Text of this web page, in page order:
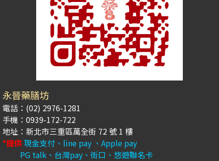
永晉藥膳坊
電話：(02) 2976-1281
手機：0939-172-722
地址：新北市三重區萬全街 72 號 1 樓
*提供現金支付、line pay 、Apple pay
PG talk、台灣pay、街口、悠遊聯名卡